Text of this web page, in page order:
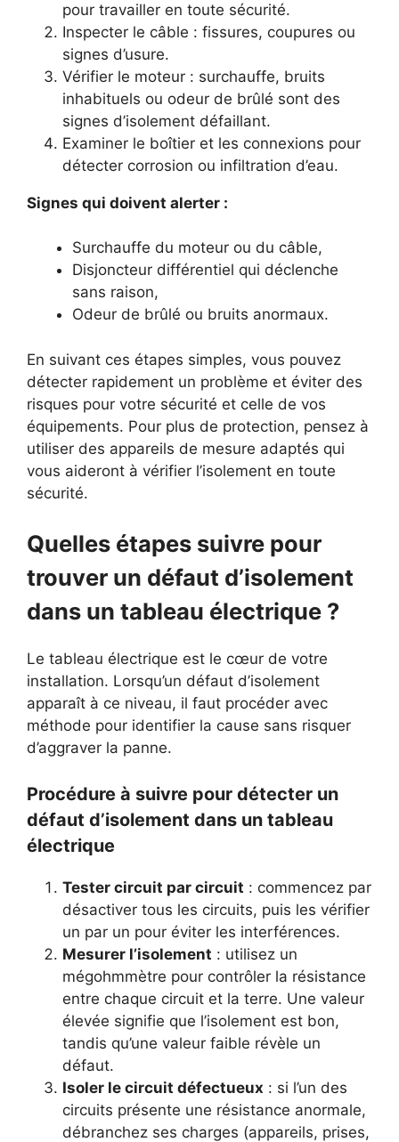
pour travailler en toute sécurité.
Inspecter le câble : fissures, coupures ou
signes d’usure.
Vérifier le moteur : surchauffe, bruits
inhabituels ou odeur de brûlé sont des
signes d’isolement défaillant.
Examiner le boîtier et les connexions pour
détecter corrosion ou infiltration d’eau.
Signes qui doivent alerter :
Surchauffe du moteur ou du câble,
Disjoncteur différentiel qui déclenche
sans raison,
Odeur de brûlé ou bruits anormaux.
En suivant ces étapes simples, vous pouvez
détecter rapidement un problème et éviter des
risques pour votre sécurité et celle de vos
équipements. Pour plus de protection, pensez à
utiliser des appareils de mesure adaptés qui
vous aideront à vérifier l’isolement en toute
sécurité.
Quelles étapes suivre pour
trouver un défaut d’isolement
dans un tableau électrique ?
Le tableau électrique est le cœur de votre
installation. Lorsqu’un défaut d’isolement
apparaît à ce niveau, il faut procéder avec
méthode pour identifier la cause sans risquer
d’aggraver la panne.
Procédure à suivre pour détecter un
défaut d’isolement dans un tableau
électrique
Tester circuit par circuit : commencez par
désactiver tous les circuits, puis les vérifier
un par un pour éviter les interférences.
Mesurer l’isolement : utilisez un
mégohmmètre pour contrôler la résistance
entre chaque circuit et la terre. Une valeur
élevée signifie que l’isolement est bon,
tandis qu’une valeur faible révèle un
défaut.
Isoler le circuit défectueux : si l’un des
circuits présente une résistance anormale,
débranchez ses charges (appareils, prises,